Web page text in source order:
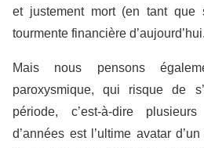
et justement mort (en tant que
tourmente financière d’aujourd’hui.
Mais nous pensons
paroxysmique, qui risque de
période, c’est-à-dire
d’années est l’ultime avatar